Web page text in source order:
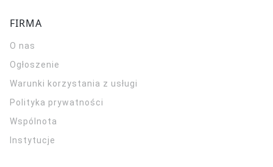
FIRMA
O nas
Ogłoszenie
Warunki korzystania z usługi
Polityka prywatności
Wspólnota
Instytucje